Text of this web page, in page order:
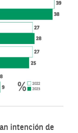
intención de